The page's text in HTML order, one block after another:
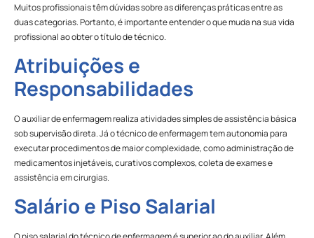
Muitos profissionais têm dúvidas sobre as diferenças práticas entre as
duas categorias. Portanto, é importante entender o que muda na sua vida
profissional ao obter o título de técnico.
Atribuições e
Responsabilidades
O auxiliar de enfermagem realiza atividades simples de assistência básica
sob supervisão direta. Já o técnico de enfermagem tem autonomia para
executar procedimentos de maior complexidade, como administração de
medicamentos injetáveis, curativos complexos, coleta de exames e
assistência em cirurgias.
Salário e Piso Salarial